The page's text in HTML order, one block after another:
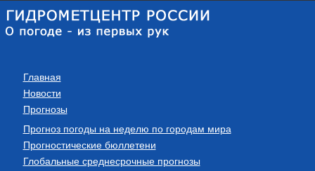
Главная
Новости
Прогнозы
Прогноз погоды на неделю по городам мира
Прогностические бюллетени
Глобальные среднесрочные прогнозы